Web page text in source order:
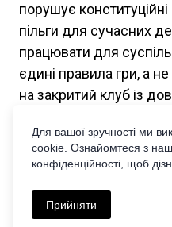
порушує
пільги для сучасних
працювати для
єдині правила гри, а
на закритий клуб із
аїни#юридичнийаналіз
ника#Конституція
реформи#правник
Для вашої зручності ми
cookie. Ознайомтеся з
конфіденційності, щоб
Прийняти